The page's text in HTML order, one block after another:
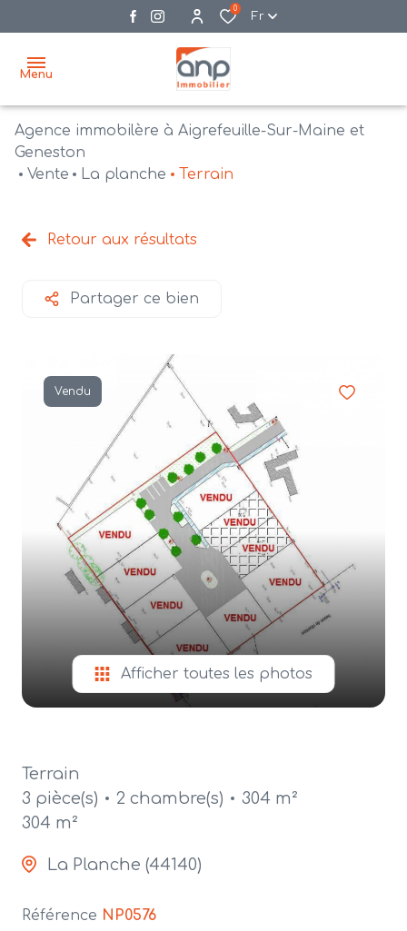
0
Fr
Menu
accueil
vente
agences
estimation
contact
Agence immobilère à Aigrefeuille-Sur-Maine et
Geneston
Vente
La planche Terrain
Retour aux résultats
Partager ce bien
Vendu
Afficher toutes les photos
Terrain
3 pièce(s)
2 chambre(s)
304 m²
304 m²
La Planche (44140)
Référence NP0576